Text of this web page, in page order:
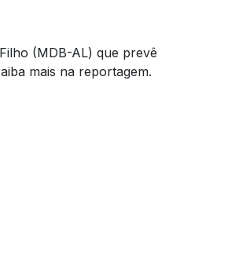
(MDB-AL) que prevê
mais na reportagem.